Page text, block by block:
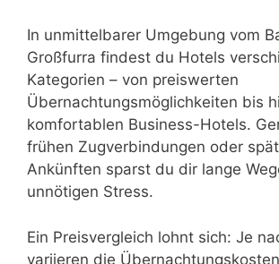
In unmittelbarer Umgebung vom
Großfurra findest du Hotels
Kategorien – von preiswerten
Übernachtungsmöglichkeiten bis
komfortablen Business-Hotels.
frühen Zugverbindungen oder
Ankünften sparst du dir lange
unnötigen Stress.
Ein Preisvergleich lohnt sich: Je
variieren die